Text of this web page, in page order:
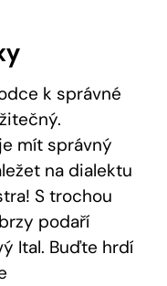
k správné
mít správný
na dialektu
S trochou
podaří
Ital. Buďte hrdí